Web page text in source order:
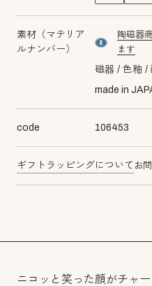
素材（マテリア
ルナンバー）
陶磁器
ます
磁器 色釉
made in
code 106453
ギフトラッピングについて お
ニコッと笑った顔がチャー